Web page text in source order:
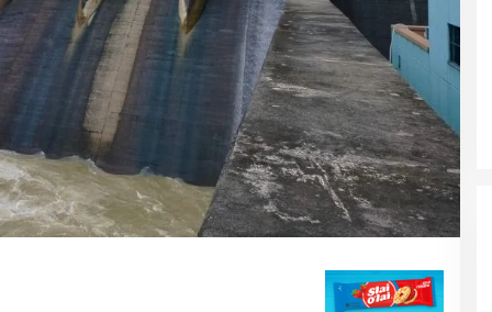
DUA PENCURI GASAK WARUNG